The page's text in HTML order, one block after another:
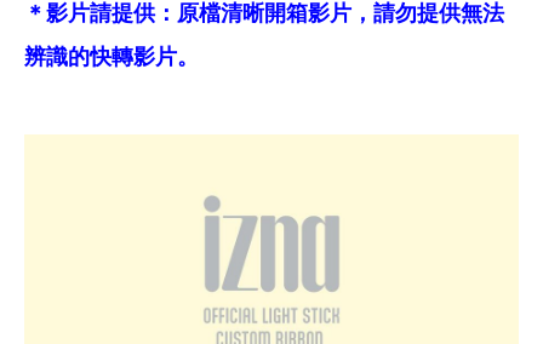
＊影片請提供：原檔清晰開箱影片，請勿提供無法
辨識的快轉影片。